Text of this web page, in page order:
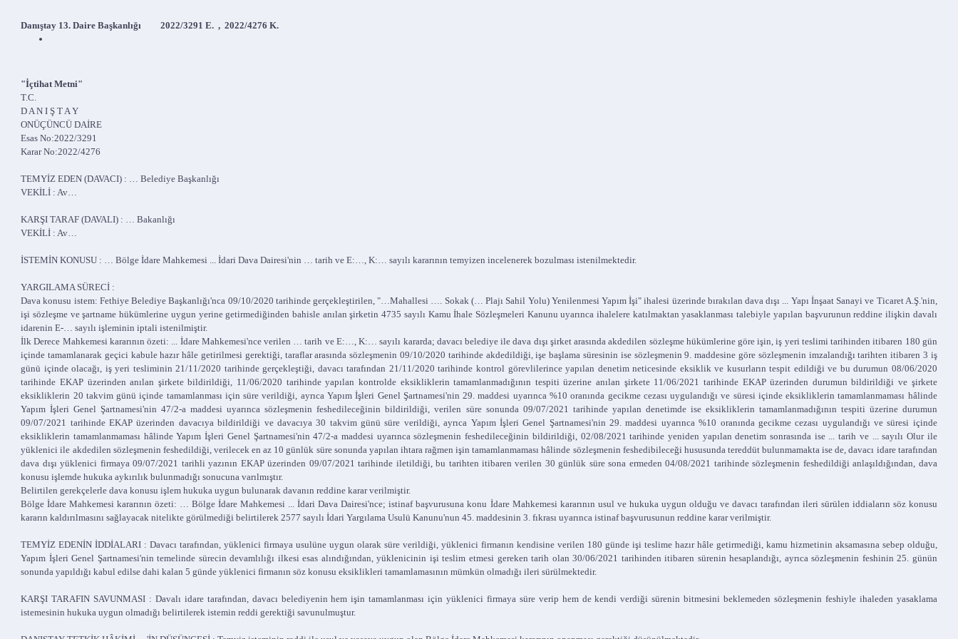
Danıştay 13. Daire Başkanlığı 2022/3291 E. , 2022/4276 K.
"İçtihat Metni"
T.C.
D A N I Ş T A Y
ONÜÇÜNCÜ DAİRE
Esas No:2022/3291
Karar No:2022/4276
TEMYİZ EDEN (DAVACI) : … Belediye Başkanlığı
VEKİLİ : Av…
KARŞI TARAF (DAVALI) : … Bakanlığı
VEKİLİ : Av…
İSTEMİN KONUSU : … Bölge İdare Mahkemesi ... İdari Dava Dairesi'nin … tarih ve E:…, K:… sayılı kararının temyizen incelenerek bozulması istenilmektedir.
YARGILAMA SÜRECİ :
Dava konusu istem: Fethiye Belediye Başkanlığı'nca 09/10/2020 tarihinde gerçekleştirilen, "…Mahallesi …. Sokak (… Plajı Sahil Yolu) Yenilenmesi Yapım İşi" ihalesi üzerinde bırakılan dava dışı ... Yapı İnşaat Sanayi ve Ticaret A.Ş.'nin,
işi sözleşme ve şartname hükümlerine uygun yerine getirmediğinden bahisle anılan şirketin 4735 sayılı Kamu İhale Sözleşmeleri Kanunu uyarınca ihalelere katılmaktan yasaklanması talebiyle yapılan başvurunun reddine ilişkin davalı
idarenin E-… sayılı işleminin iptali istenilmiştir.
İlk Derece Mahkemesi kararının özeti: ... İdare Mahkemesi'nce verilen … tarih ve E:…, K:… sayılı kararda; davacı belediye ile dava dışı şirket arasında akdedilen sözleşme hükümlerine göre işin, iş yeri teslimi tarihinden itibaren 180 gün
içinde tamamlanarak geçici kabule hazır hâle getirilmesi gerektiği, taraflar arasında sözleşmenin 09/10/2020 tarihinde akdedildiği, işe başlama süresinin ise sözleşmenin 9. maddesine göre sözleşmenin imzalandığı tarihten itibaren 3 iş
günü içinde olacağı, iş yeri tesliminin 21/11/2020 tarihinde gerçekleştiği, davacı tarafından 21/11/2020 tarihinde kontrol görevlilerince yapılan denetim neticesinde eksiklik ve kusurların tespit edildiği ve bu durumun 08/06/2020
tarihinde EKAP üzerinden anılan şirkete bildirildiği, 11/06/2020 tarihinde yapılan kontrolde eksikliklerin tamamlanmadığının tespiti üzerine anılan şirkete 11/06/2021 tarihinde EKAP üzerinden durumun bildirildiği ve şirkete
eksikliklerin 20 takvim günü içinde tamamlanması için süre verildiği, ayrıca Yapım İşleri Genel Şartnamesi'nin 29. maddesi uyarınca %10 oranında gecikme cezası uygulandığı ve süresi içinde eksikliklerin tamamlanmaması hâlinde
Yapım İşleri Genel Şartnamesi'nin 47/2-a maddesi uyarınca sözleşmenin feshedileceğinin bildirildiği, verilen süre sonunda 09/07/2021 tarihinde yapılan denetimde ise eksikliklerin tamamlanmadığının tespiti üzerine durumun
09/07/2021 tarihinde EKAP üzerinden davacıya bildirildiği ve davacıya 30 takvim günü süre verildiği, ayrıca Yapım İşleri Genel Şartnamesi'nin 29. maddesi uyarınca %10 oranında gecikme cezası uygulandığı ve süresi içinde
eksikliklerin tamamlanmaması hâlinde Yapım İşleri Genel Şartnamesi'nin 47/2-a maddesi uyarınca sözleşmenin feshedileceğinin bildirildiği, 02/08/2021 tarihinde yeniden yapılan denetim sonrasında ise ... tarih ve ... sayılı Olur ile
yüklenici ile akdedilen sözleşmenin feshedildiği, verilecek en az 10 günlük süre sonunda yapılan ihtara rağmen işin tamamlanmaması hâlinde sözleşmenin feshedibileceği hususunda tereddüt bulunmamakta ise de, davacı idare tarafından
dava dışı yüklenici firmaya 09/07/2021 tarihli yazının EKAP üzerinden 09/07/2021 tarihinde iletildiği, bu tarihten itibaren verilen 30 günlük süre sona ermeden 04/08/2021 tarihinde sözleşmenin feshedildiği anlaşıldığından, dava
konusu işlemde hukuka aykırılık bulunmadığı sonucuna varılmıştır.
Belirtilen gerekçelerle dava konusu işlem hukuka uygun bulunarak davanın reddine karar verilmiştir.
Bölge İdare Mahkemesi kararının özeti: … Bölge İdare Mahkemesi ... İdari Dava Dairesi'nce; istinaf başvurusuna konu İdare Mahkemesi kararının usul ve hukuka uygun olduğu ve davacı tarafından ileri sürülen iddiaların söz konusu
kararın kaldırılmasını sağlayacak nitelikte görülmediği belirtilerek 2577 sayılı İdari Yargılama Usulü Kanunu'nun 45. maddesinin 3. fıkrası uyarınca istinaf başvurusunun reddine karar verilmiştir.
TEMYİZ EDENİN İDDİALARI : Davacı tarafından, yüklenici firmaya usulüne uygun olarak süre verildiği, yüklenici firmanın kendisine verilen 180 günde işi teslime hazır hâle getirmediği, kamu hizmetinin aksamasına sebep olduğu,
Yapım İşleri Genel Şartnamesi'nin temelinde sürecin devamlılığı ilkesi esas alındığından, yüklenicinin işi teslim etmesi gereken tarih olan 30/06/2021 tarihinden itibaren sürenin hesaplandığı, ayrıca sözleşmenin feshinin 25. günün
sonunda yapıldığı kabul edilse dahi kalan 5 günde yüklenici firmanın söz konusu eksiklikleri tamamlamasının mümkün olmadığı ileri sürülmektedir.
KARŞI TARAFIN SAVUNMASI : Davalı idare tarafından, davacı belediyenin hem işin tamamlanması için yüklenici firmaya süre verip hem de kendi verdiği sürenin bitmesini beklemeden sözleşmenin feshiyle ihaleden yasaklama
istemesinin hukuka uygun olmadığı belirtilerek istemin reddi gerektiği savunulmuştur.